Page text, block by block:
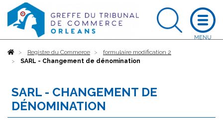
AccueilRegistre du Commerce
formulaire modification 2
SARL - Changement de dénomination
SARL - CHANGEMENT DE
DÉNOMINATION